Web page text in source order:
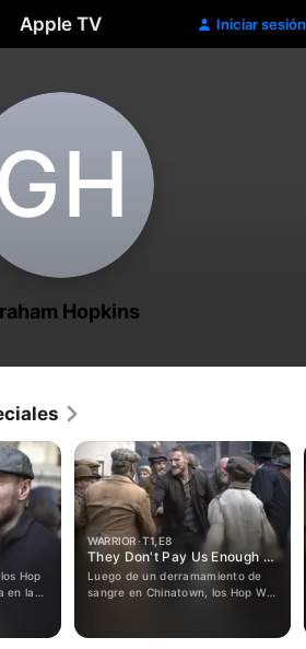
Apple TV Iniciar sesión
Hopkins
Hop
en las
WARRIOR · T1, E8
They Don't Pay Us Enough to
Think
Luego de un derramamiento de
sangre en Chinatown, los Hop Wei
hostilidades.